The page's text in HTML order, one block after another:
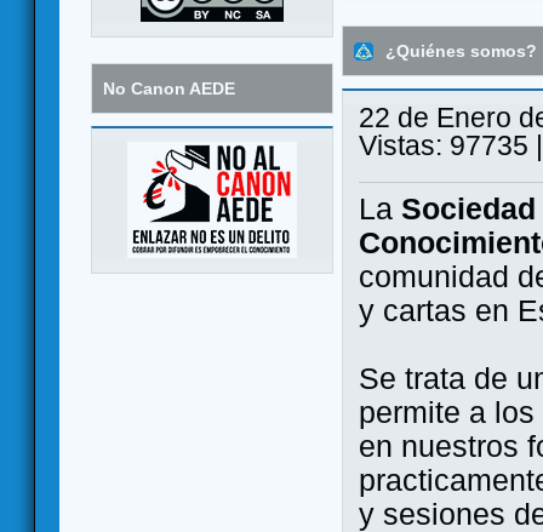
No Canon AEDE
¿Quiénes somos?
22 de Enero
Vistas: 97735
La
comunidad
y cartas en
Se trata de
permite a
en nuestros
y sesiones